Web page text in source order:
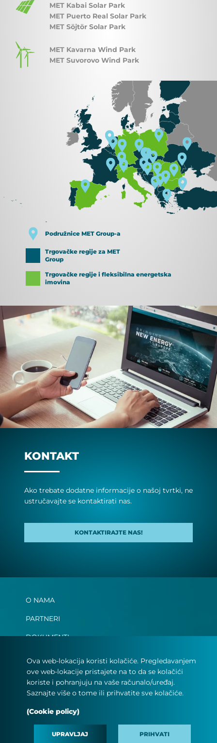
MET Kabai Solar Park
MET Puerto Real Solar Park
MET Söjtör Solar Park
MET Kavarna Wind Park
MET Suvorovo Wind Park
Podružnice MET Group-a
Trgovačke regije za MET
Group
Trgovačke regije i fleksibilna energetska
imovina
KONTAKT
Ako tre­ba­te do­dat­ne in­for­ma­ci­je o na­šoj tvrt­ki, ne
us­tru­ča­vaj­te se kon­tak­ti­ra­ti nas.
KONTAKTIRAJTE NAS!
O NAMA
PARTNERI
DOKUMENTI
ZAPOŠLJAVANJE
OČITANJA BROJILA
#MINDTHEFYOUTURE
KONTAKT
Ova web-lokacija koristi kolačiće. Pregledavanjem
ove web-lokacije pristajete na to da se kolačići
koriste i pohranjuju na vaše računalo/uređaj.
Saznajte više o tome ili prihvatite sve kolačiće.
(Cookie policy)
UPRAVLJAJ PRIHVATI